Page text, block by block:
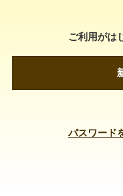
ご利用がは
パスワード